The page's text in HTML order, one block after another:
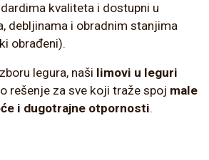
kvaliteta i dostupni u
debljinama i obradnim stanjima
obrađeni).
legura, naši limovi u leguri
rešenje za sve koji traže spoj male
i dugotrajne otpornosti.